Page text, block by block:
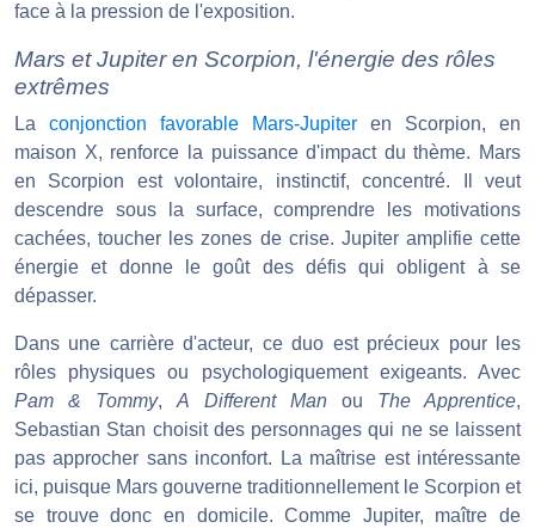
face à la pression de l'exposition.
Mars et Jupiter en Scorpion, l'énergie des rôles
extrêmes
La conjonction favorable Mars-Jupiter en Scorpion, en
maison X, renforce la puissance d'impact du thème. Mars
en Scorpion est volontaire, instinctif, concentré. Il veut
descendre sous la surface, comprendre les motivations
cachées, toucher les zones de crise. Jupiter amplifie cette
énergie et donne le goût des défis qui obligent à se
dépasser.
Dans une carrière d'acteur, ce duo est précieux pour les
rôles physiques ou psychologiquement exigeants. Avec
Pam & Tommy,A Different Manou The Apprentice,
Sebastian Stan choisit des personnages qui ne se laissent
pas approcher sans inconfort. La maîtrise est intéressante
ici, puisque Mars gouverne traditionnellement le Scorpion et
se trouve donc en domicile. Comme Jupiter, maître de